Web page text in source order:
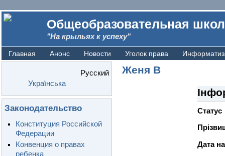
Общеобразовательная
"На крыльях к успеху"
Главная Анонс Новости Уголок права
Русский
Українська
Законодательство
Конституция Российской
Федерации
Конвенция о правах
ребенка
Женя В
Статус
Дата